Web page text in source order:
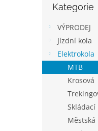
kategorie
Kategorie
VÝPRODEJ
Jízdní kola
Elektrokola
MTB
Krosová
Skládací
Městská